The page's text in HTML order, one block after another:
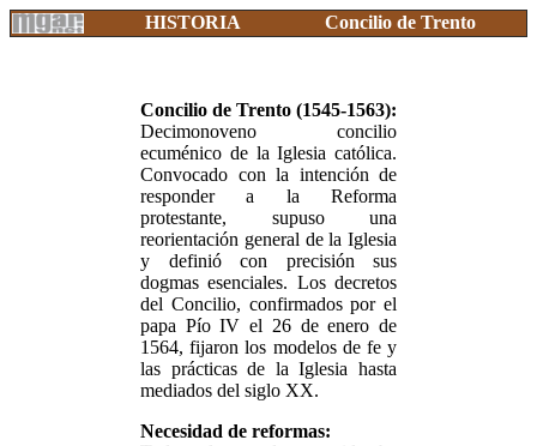
HISTORIA Concilio de Trento
Concilio de Trento (1545-1563):
Decimonoveno concilio
ecuménico de la Iglesia católica.
Convocado con la intención de
responder a la Reforma
protestante, supuso una
reorientación general de la Iglesia
y definió con precisión sus
dogmas esenciales. Los decretos
del Concilio, confirmados por el
papa Pío IV el 26 de enero de
1564, fijaron los modelos de fe y
las prácticas de la Iglesia hasta
mediados del siglo XX.
Necesidad de reformas: